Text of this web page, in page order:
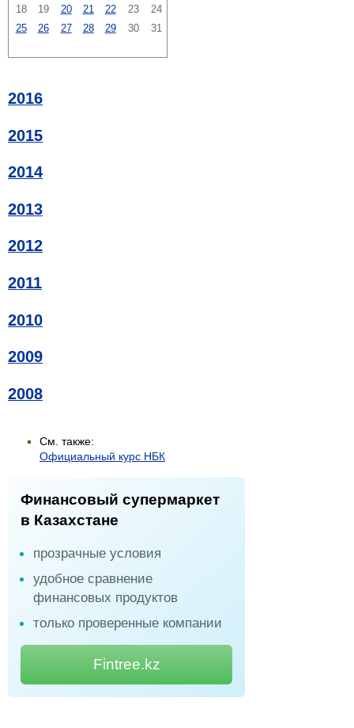
18
19 20 21 22 23
24
25
26 27 28 29 30 31
2016
2015
2014
2013
2012
2011
2010
2009
2008
См. также:
Официальный курс НБК
Финансовый супермаркет
в Казахстане
прозрачные условия
удобное сравнение
финансовых продуктов
только проверенные компании
Fintree.kz